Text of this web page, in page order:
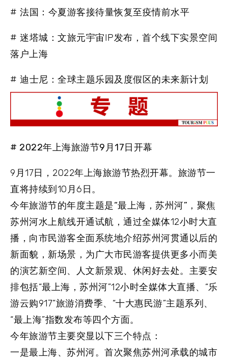
# 法国：今夏游客接待量恢复至疫情前水平
# 迷塔城：文旅元宇宙IP发布，首个线下实景空间
落户上海
# 迪士尼：全球主题乐园及度假区的未来新计划
# 2022年上海旅游节9月17日开幕
9月17日，2022年上海旅游节热烈开幕。旅游节一
直将持续到10月6日。
今年旅游节的年度主题是“最上海，苏州河” ，聚焦
苏州河水上航线开通试航，通过全媒体12小时大直
播，向市民游客全面系统地介绍苏州河贯通以后的
新面貌，新场景，为广大市民游客提供更多小而美
的演艺新空间、人文新景观、休闲好去处。主要安
排包括“最上海，苏州河”12小时全媒体大直播、“乐
游云购917”旅游消费季、“十大惠民游”主题系列、
“最上海”指数发布等四个方面。
今年旅游节主要突显以下三个特点：
一是最上海、苏州河。 首次聚焦苏州河承载的城市